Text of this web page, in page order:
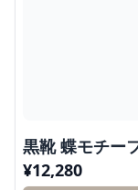
黒靴 蝶モチー
¥12,280